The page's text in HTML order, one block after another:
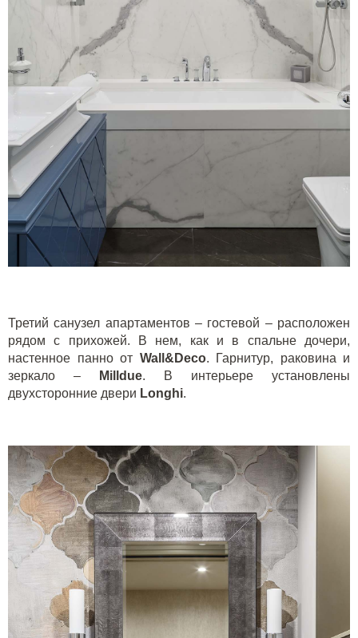
Третий санузел апартаментов – гостевой – расположен
рядом с прихожей. В нем, как и в спальне дочери,
настенное панно от Wall & Deco. Гарнитур, раковина и
зеркало –
Milldue. В интерьере установлены
двухсторонние двери Longhi.